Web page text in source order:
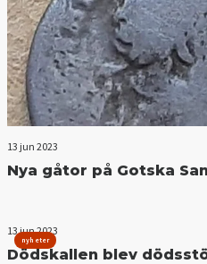
13 jun 2023
Nya gåtor på Gotska
nyheter
13 jun 2023
Dödskallen blev